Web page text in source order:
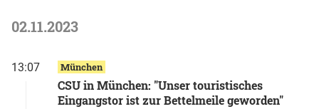
02.11.2023
13:07 München
CSU in München: "Unser touristisches
Eingangstor ist zur Bettelmeile geworden"